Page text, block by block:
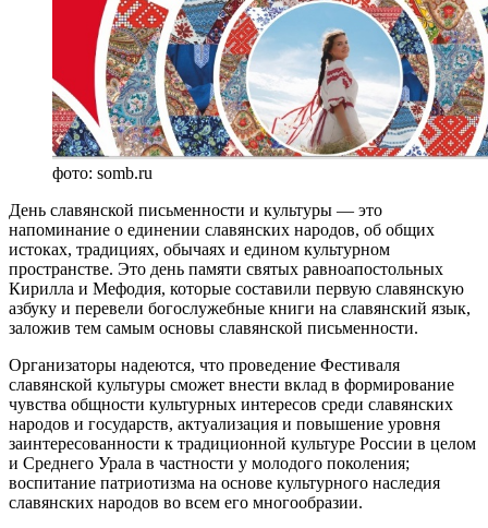
фото: somb.ru
День славянской письменности и культуры — это
напоминание о единении славянских народов, об общих
истоках, традициях, обычаях и едином культурном
пространстве. Это день памяти святых равноапостольных
Кирилла и Мефодия, которые составили первую славянскую
азбуку и перевели богослужебные книги на славянский язык,
заложив тем самым основы славянской письменности.
Организаторы надеются, что проведение Фестиваля
славянской культуры сможет внести вклад в формирование
чувства общности культурных интересов среди славянских
народов и государств, актуализация и повышение уровня
заинтересованности к традиционной культуре России в целом
и Среднего Урала в частности у молодого поколения;
воспитание патриотизма на основе культурного наследия
славянских народов во всем его многообразии.